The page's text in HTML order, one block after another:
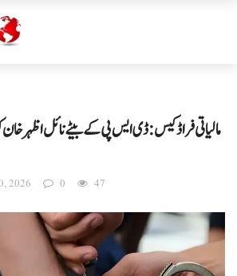
مالیاتی فراڈ کیس: ڈی ایس پی کے بیٹے نائل اظہر
2026 0 47